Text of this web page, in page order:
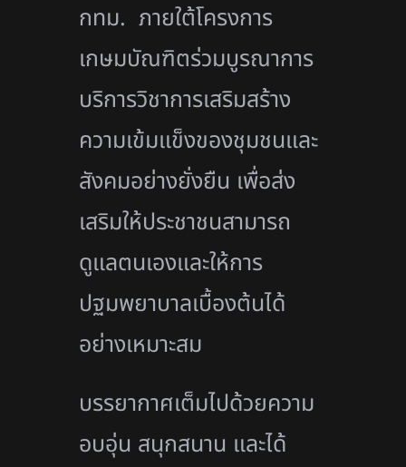
กทม. ภายใต้โครงการ
เกษมบัณฑิตร่วมบูรณาการ
บริการวิชาการเสริมสร้าง
ความเข้มแข็งของชุมชนและ
สังคมอย่างยั่งยืน เพื่อส่ง
เสริมให้ประชาชนสามารถ
ดูแลตนเองและให้การ
ปฐมพยาบาลเบื้องต้นได้
อย่างเหมาะสม
บรรยากาศเต็มไปด้วยความ
อบอุ่น สนุกสนาน และได้